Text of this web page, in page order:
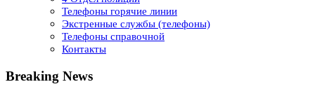
Телефоны горячие линии
Экстренные службы (телефоны)
Телефоны справочной
Контакты
Breaking News